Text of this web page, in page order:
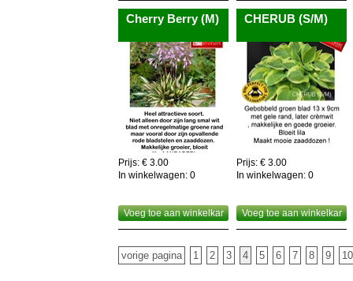
Cherry Berry (M)
Prijs: € 3.00
In winkelwagen: 0
Voeg toe aan winkelkar
CHERUB (S/M)
Prijs: € 3.00
In winkelwagen: 0
Voeg toe aan winkelkar
vorige pagina 1 2 3 4 5 6 7 8 9 10